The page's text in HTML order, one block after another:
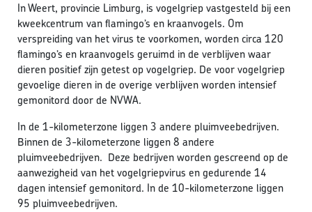
In Weert, provincie Limburg, is vogelgriep vastgesteld bij een
kweekcentrum van flamingo’s en kraanvogels. Om
verspreiding van het virus te voorkomen, worden circa 120
flamingo’s en kraanvogels geruimd in de verblijven waar
dieren positief zijn getest op vogelgriep. De voor vogelgriep
gevoelige dieren in de overige verblijven worden intensief
gemonitord door de NVWA.
In de 1-kilometerzone liggen 3 andere pluimveebedrijven.
Binnen de 3-kilometerzone liggen 8 andere
pluimveebedrijven. Deze bedrijven worden gescreend op de
aanwezigheid van het vogelgriepvirus en gedurende 14
dagen intensief gemonitord. In de 10-kilometerzone liggen
95 pluimveebedrijven.